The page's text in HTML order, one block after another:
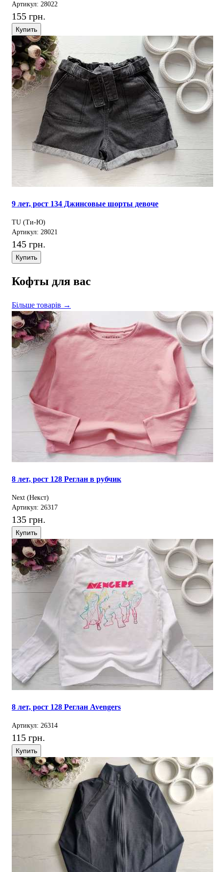
Артикул: 28022
155 грн.
Купить
9 лет, рост 134 Джинсовые шорты девоче
TU (Ти-Ю)
Артикул: 28021
145 грн.
Купить
Кофты для вас
Більше товарів →
8 лет, рост 128 Реглан в рубчик
Next (Некст)
Артикул: 26317
135 грн.
Купить
8 лет, рост 128 Реглан Avengers
Артикул: 26314
115 грн.
Купить